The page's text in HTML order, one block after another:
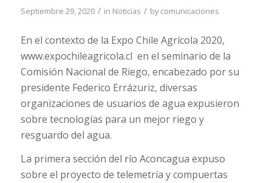
Septiembre 29, 2020 / in Noticias / bycomunicaciones
En el contexto de la Expo Chile Agrícola 2020,
www.expochileagricola.cl en el seminario de la
Comisión Nacional de Riego, encabezado por su
presidente Federico Errázuriz, diversas
organizaciones de usuarios de agua expusieron
sobre tecnologías para un mejor riego y
resguardo del agua.
La primera sección del río Aconcagua expuso
sobre el proyecto de telemetría y compuertas